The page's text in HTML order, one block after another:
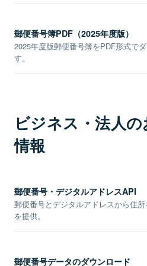
郵便番号簿PDF（2025年度版）
2025年度版郵便番号簿をPDF形式で
す。
ビジネス・法人
情報
郵便番号・デジタルアドレスAPI
郵便番号とデジタルアドレスから住
を提供。
郵便番号データのダウンロード